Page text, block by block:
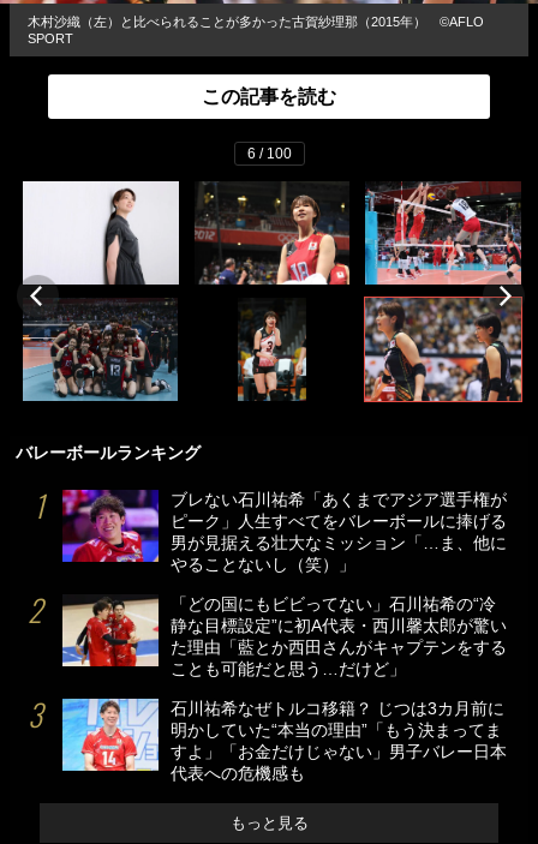
木村沙織（左）と比べられることが多かった古賀紗理那（2015年） ©︎AFLO
SPORT
この記事を読む
6 / 100
バレーボールランキング
ブレない石川祐希「あくまでアジア選手権が
ピーク」人生すべてをバレーボールに捧げる
男が見据える壮大なミッション「…ま、他に
やることないし（笑）」
「どの国にもビビってない」石川祐希の“冷
静な目標設定”に初A代表・西川馨太郎が驚い
た理由「藍とか西田さんがキャプテンをする
ことも可能だと思う…だけど」
石川祐希なぜトルコ移籍？ じつは3カ月前に
明かしていた“本当の理由”「もう決まってま
すよ」「お金だけじゃない」男子バレー日本
代表への危機感も
もっと見る